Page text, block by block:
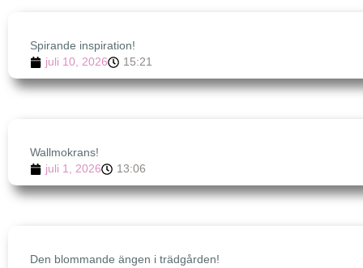
Spirande inspiration!
juli 10, 2026
15:21
Wallmokrans!
juli 1, 2026
13:06
Den blommande ängen i trädgården!